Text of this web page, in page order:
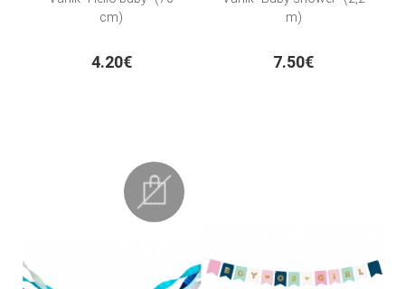
cm)
4.20€
m)
7.50€